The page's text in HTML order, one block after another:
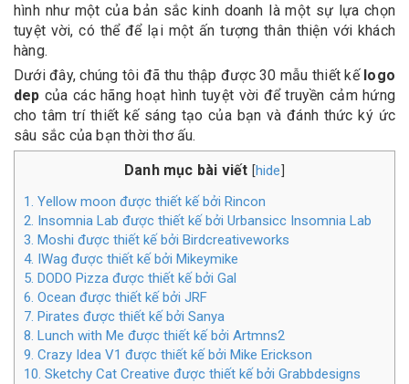
hình như một của bản sắc kinh doanh là một sự lựa chọn
tuyệt vời, có thể để lại một ấn tượng thân thiện với khách
hàng.
Dưới đây, chúng tôi đã thu thập được 30 mẫu thiết kế logo
dep của các hãng hoạt hình tuyệt vời để truyền cảm hứng
cho tâm trí thiết kế sáng tạo của bạn và đánh thức ký ức
sâu sắc của bạn thời thơ ấu.
Danh mục bài viết [hide
1. Yellow moon được thiết kế bởi Rincon
2. Insomnia Lab được thiết kế bởi Urbansicc Insomnia Lab
3. Moshi được thiết kế bởi Birdcreativeworks
4. IWag được thiết kế bởi Mikeymike
5. DODO Pizza được thiết kế bởi Gal
6. Ocean được thiết kế bởi JRF
7. Pirates được thiết kế bởi Sanya
8. Lunch with Me được thiết kế bởi Artmns2
9. Crazy Idea V1 được thiết kế bởi Mike Erickson
10. Sketchy Cat Creative được thiết kế bởi Grabbdesigns